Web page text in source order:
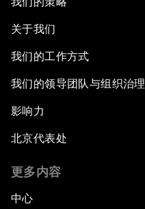
关于我们
我们的工作方式
我们的领导团队与组织治理
影响力
北京代表处
更多内容
中心